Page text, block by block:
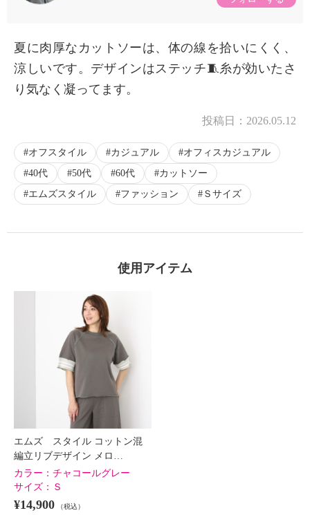
夏に肉厚なカットソーは、体の線を拾いにくく、
涼しいです。デザインはステッチ🧵糸が効いたさ
り気なく凝ってます。
投稿日： 2026.05.12
オフスタイル カジュアル
オフィスカジュアル
40代
50代 60代
カットソー
エムズスタイル
ファッション Ｓサイズ
使用アイテム
エムズ スタイル コットン混
編立リブデザイン メロ…
カラー： チャコールグレー
サイズ： Ｓ
¥14,900 （税込）